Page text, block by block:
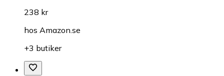
238 kr
hos Amazon.se
+3 butiker